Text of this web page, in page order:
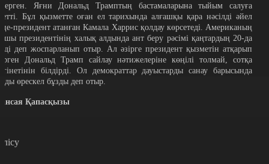
Яғни Дональд Трамптың бастамаларына тыйым салуға
Бұл қызметте оған ел тарихында алғашқы қара нәсілді әйел
президент атанған Камала Харрис қолдау көрсетеді. Американың
шы президентінің халық алдында ант беру рәсімі қаңтардың 20-да
деп жоспарланып отыр. Ал әзірге президент қызметін атқарып
Дональд Трамп сайлау нәтижелеріне көңілі толмай, сотқа
білдірді. Ол демократтар дауыстарды санау барысында
өрескел бұзды деп отыр.
Қапасқызы